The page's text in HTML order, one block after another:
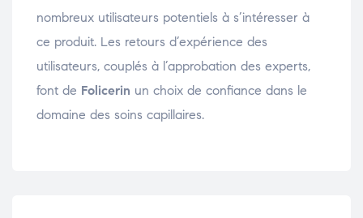
nombreux utilisateurs potentiels à s’intéresser à
ce produit. Les retours d’expérience des
utilisateurs, couplés à l’approbation des experts,
font de Folicerin un choix de confiance dans le
domaine des soins capillaires.